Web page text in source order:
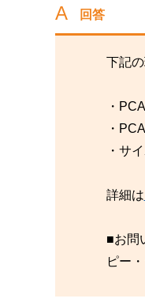
回答
下記
・
・
・サ
詳細は
■お問
ピー